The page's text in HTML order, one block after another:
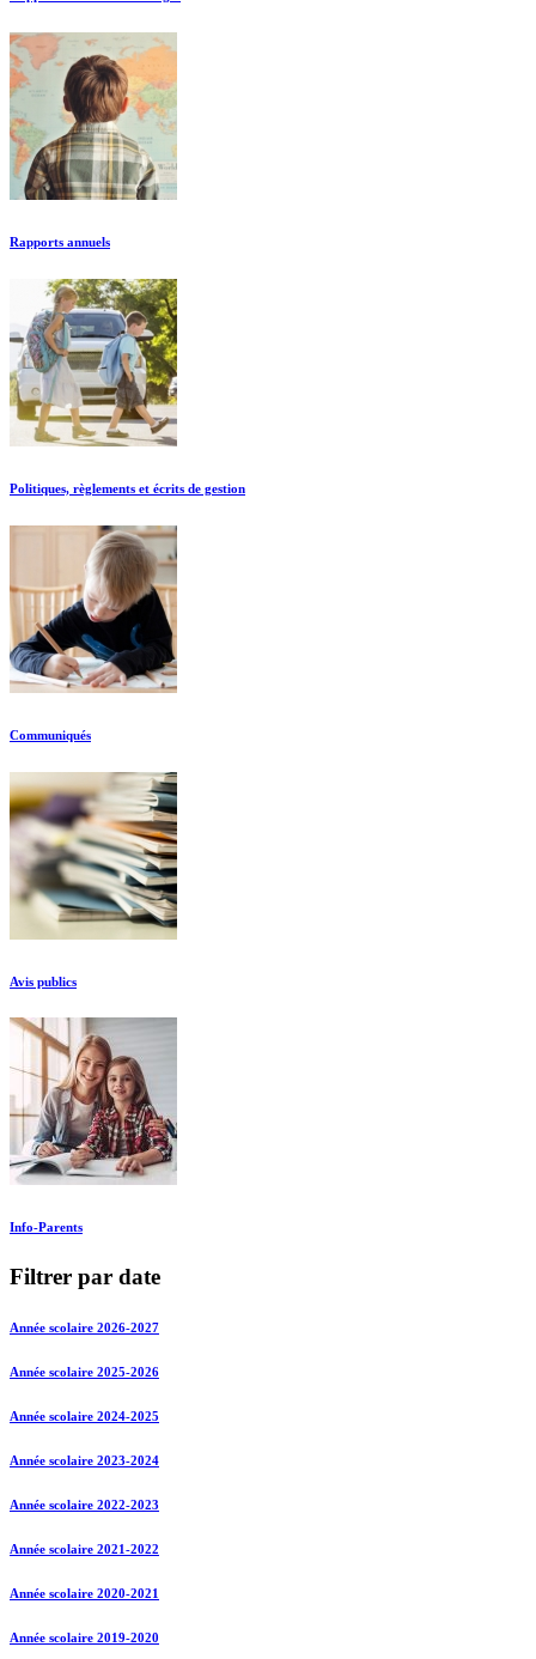
Rapports annuels
Politiques, règlements et écrits de gestion
Communiqués
Avis publics
Info-Parents
Filtrer par date
Année scolaire 2026-2027
Année scolaire 2025-2026
Année scolaire 2024-2025
Année scolaire 2023-2024
Année scolaire 2022-2023
Année scolaire 2021-2022
Année scolaire 2020-2021
Année scolaire 2019-2020